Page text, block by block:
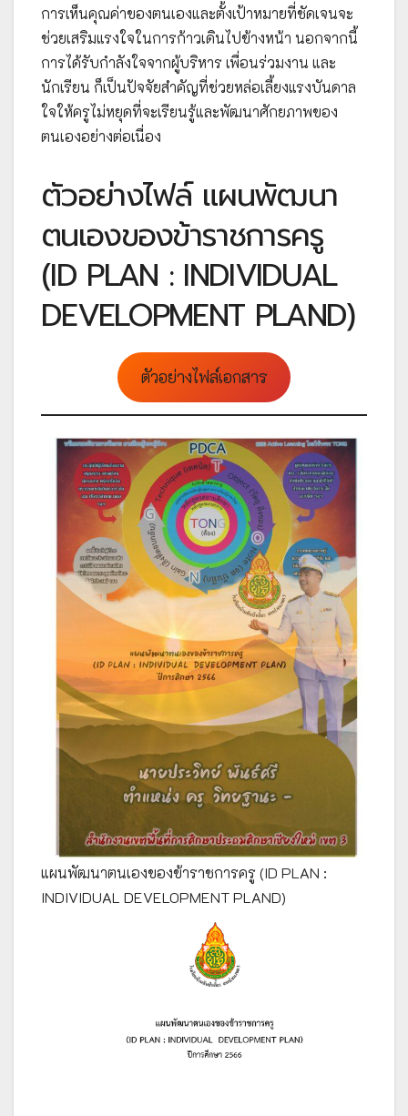
การเห็นคุณค่าของตนเองและตั้งเป้าหมายที่ชัดเจนจะ
ช่วยเสริมแรงใจในการก้าวเดินไปข้างหน้า นอกจากนี้
การได้รับกำลังใจจากผู้บริหาร เพื่อนร่วมงาน และ
นักเรียน ก็เป็นปัจจัยสำคัญที่ช่วยหล่อเลี้ยงแรงบันดาล
ใจให้ครูไม่หยุดที่จะเรียนรู้และพัฒนาศักยภาพของ
ตนเองอย่างต่อเนื่อง
ตัวอย่างไฟล์ แผนพัฒนา
ตนเองของข้าราชการครู
(ID PLAN : INDIVIDUAL
DEVELOPMENT PLAND)
ตัวอย่างไฟล์เอกสาร
แผนพัฒนาตนเองของข้าราชการครู (ID PLAN :
INDIVIDUAL DEVELOPMENT PLAND)